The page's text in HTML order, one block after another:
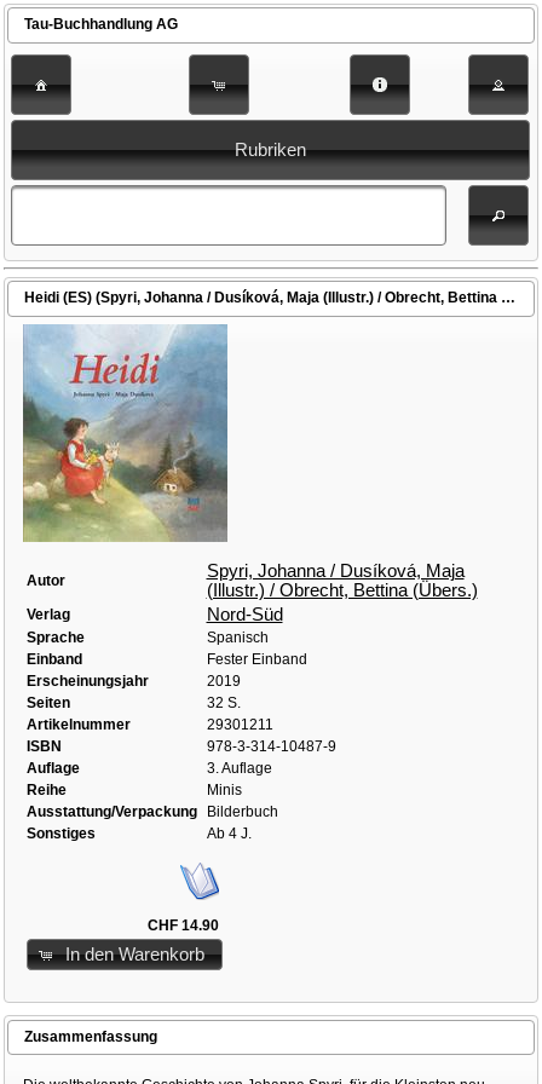
Tau-Buchhandlung AG
Rubriken
Heidi (ES) (Spyri, Johanna / Dusíková, Maja (Illustr.) / Obrecht, Bettina (Übers.))
Autor
Spyri, Johanna / Dusíková, Maja
(Illustr.) / Obrecht, Bettina (Übers.)
Verlag Nord-Süd
Sprache
Spanisch
Einband
Fester Einband
Erscheinungsjahr
2019
Seiten
32 S.
Artikelnummer
29301211
ISBN
978-3-314-10487-9
Auflage
3. Auflage
Reihe
Minis
Ausstattung/Verpackung
Bilderbuch
Sonstiges
Ab 4 J.
CHF 14.90
In den Warenkorb
Zusammenfassung